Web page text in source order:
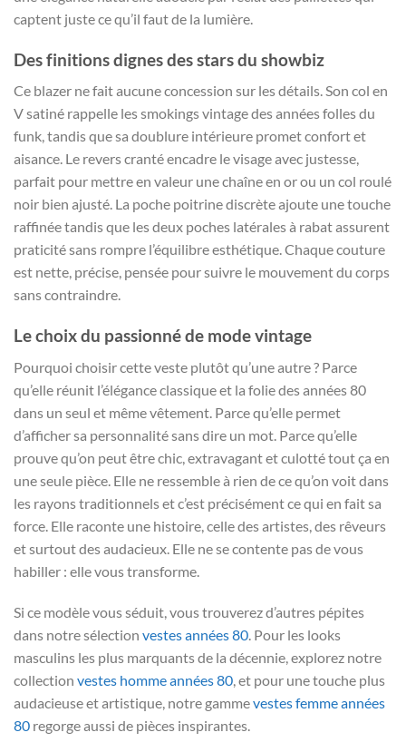
captent juste ce qu’il faut de la lumière.
Des finitions dignes des stars du showbiz
Ce blazer ne fait aucune concession sur les détails. Son col en
V satiné rappelle les smokings vintage des années folles du
funk, tandis que sa doublure intérieure promet confort et
aisance. Le revers cranté encadre le visage avec justesse,
parfait pour mettre en valeur une chaîne en or ou un col roulé
noir bien ajusté. La poche poitrine discrète ajoute une touche
raffinée tandis que les deux poches latérales à rabat assurent
praticité sans rompre l’équilibre esthétique. Chaque couture
est nette, précise, pensée pour suivre le mouvement du corps
sans contraindre.
Le choix du passionné de mode vintage
Pourquoi choisir cette veste plutôt qu’une autre ? Parce
qu’elle réunit l’élégance classique et la folie des années 80
dans un seul et même vêtement. Parce qu’elle permet
d’afficher sa personnalité sans dire un mot. Parce qu’elle
prouve qu’on peut être chic, extravagant et culotté tout ça en
une seule pièce. Elle ne ressemble à rien de ce qu’on voit dans
les rayons traditionnels et c’est précisément ce qui en fait sa
force. Elle raconte une histoire, celle des artistes, des rêveurs
et surtout des audacieux. Elle ne se contente pas de vous
habiller : elle vous transforme.
Si ce modèle vous séduit, vous trouverez d’autres pépites
dans notre sélection vestes années 80. Pour les looks
masculins les plus marquants de la décennie, explorez notre
collection vestes homme années 80, et pour une touche plus
audacieuse et artistique, notre gammevestes femme années
80 regorge aussi de pièces inspirantes.